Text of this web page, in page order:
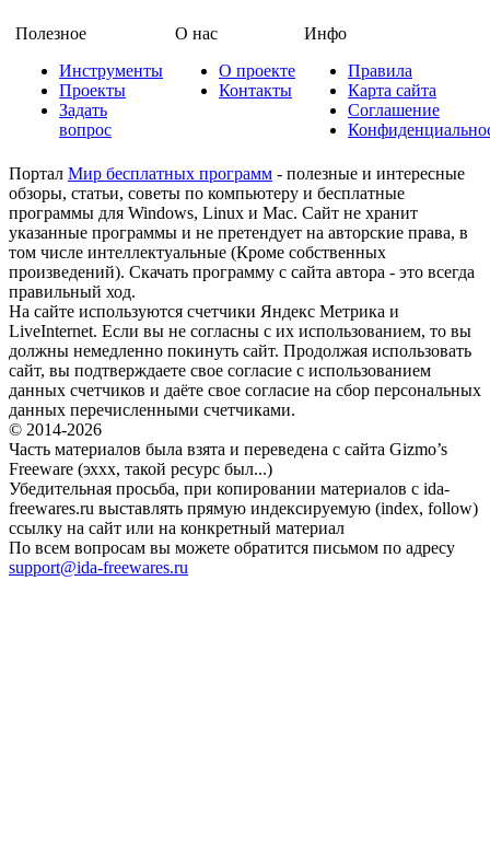
Полезное
Инструменты
Проекты
Задать
вопрос
О нас
О проекте
Контакты
Инфо
Правила
Карта сайта
Соглашение
Портал Мир бесплатных программ - полезные и интересные
обзоры, статьи, советы по компьютеру и бесплатные
программы для Windows, Linux и Mac. Сайт не хранит
указанные программы и не претендует на авторские права, в
том числе интеллектуальные (Кроме собственных
произведений). Скачать программу с сайта автора - это всегда
правильный ход.
На сайте используются счетчики Яндекс Метрика и
LiveInternet. Если вы не согласны с их использованием, то вы
должны немедленно покинуть сайт. Продолжая использовать
сайт, вы подтверждаете свое согласие с использованием
данных счетчиков и даёте свое согласие на сбор персональных
данных перечисленными счетчиками.
© 2014-2026
Часть материалов была взята и переведена с сайта Gizmo’s
Freeware (эххх, такой ресурс был...)
Убедительная просьба, при копировании материалов с ida-
freewares.ru выставлять прямую индексируемую (index, follow)
ссылку на сайт или на конкретный материал
По всем вопросам вы можете обратится письмом по адресу
support@ida-freewares.ru